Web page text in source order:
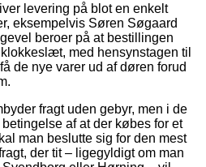
levering på blot en enkelt
eksempelvis Søren Søgaard
beroer på at bestillingen
med hensynstagen til
de nye varer ud af døren forud
fragt uden gebyr, men i de
af at der købes for et
man beslutte sig for den mest
der tit – ligegyldigt om man